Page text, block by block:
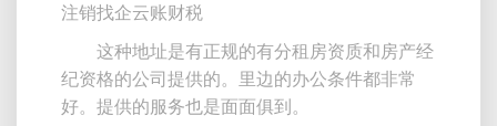
注销找企云账财税
这种地址是有正规的有分租房资质和房产经
纪资格的公司提供的。里边的办公条件都非常
好。提供的服务也是面面俱到。